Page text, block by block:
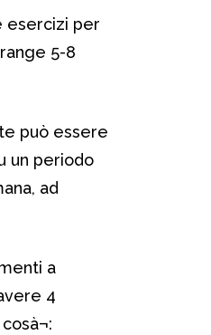
esercizi per
5-8
può essere
un periodo
ad
a
4